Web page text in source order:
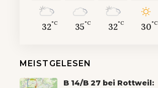
32°C 35°C 32°C 30°C
MEISTGELESEN
B 14/B 27 bei Rottweil: